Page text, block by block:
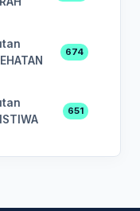
674
651